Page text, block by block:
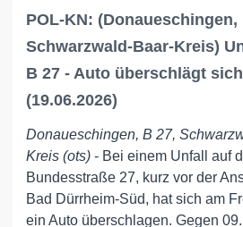
POL-KN: (Donaueschingen,
Schwarzwald-Baar-Kreis)
B 27 - Auto überschlägt sich
(19.06.2026)
Donaueschingen, B 27,
Kreis (ots) - Bei einem Unfall auf
Bundesstraße 27, kurz vor der
Bad Dürrheim-Süd, hat sich am
ein Auto überschlagen. Gegen